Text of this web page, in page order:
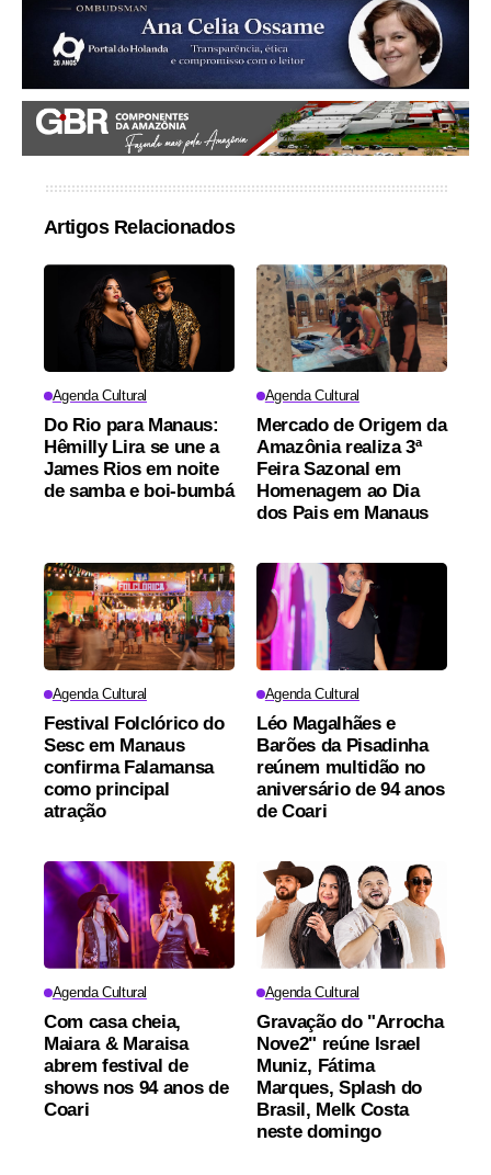
Artigos Relacionados
Agenda Cultural
Do Rio para Manaus:
Hêmilly Lira se une a
James Rios em noite
de samba e boi-bumbá
Agenda Cultural
Mercado de Origem da
Amazônia realiza 3ª
Feira Sazonal em
Homenagem ao Dia
dos Pais em Manaus
Agenda Cultural
Festival Folclórico do
Sesc em Manaus
confirma Falamansa
como principal
atração
Agenda Cultural
Léo Magalhães e
Barões da Pisadinha
reúnem multidão no
aniversário de 94 anos
de Coari
Agenda Cultural
Com casa cheia,
Maiara & Maraisa
abrem festival de
shows nos 94 anos de
Coari
Agenda Cultural
Gravação do "Arrocha
Nove2" reúne Israel
Muniz, Fátima
Marques, Splash do
Brasil, Melk Costa
neste domingo